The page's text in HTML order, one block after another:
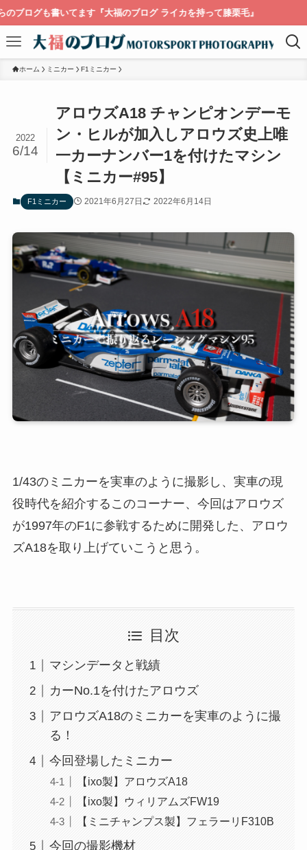
大福のブログ ライカを持って膝栗毛』
ホーム ミニカー F1ミニカー
アロウズA18 チャンピオンデーモ
ン・ヒルが加入しアロウズ史上唯
一カーナンバー1を付けたマシン
【ミニカー#95】
2022
6/14
F1ミニカー 2021年6月27日 2022年6月14日
1/43のミニカーを実車のように撮影し、実車の現
役時代を紹介するこのコーナー、今回はアロウズ
が1997年のF1に参戦するために開発した、アロウ
ズA18を取り上げていこうと思う。
目次
マシンデータと戦績
カーNo.1を付けたアロウズ
アロウズA18のミニカーを実車のように撮
る！
今回登場したミニカー
【ixo製】アロウズA18
【ixo製】ウィリアムズFW19
【ミニチャンプス製】フェラーリF310B
今回の撮影機材